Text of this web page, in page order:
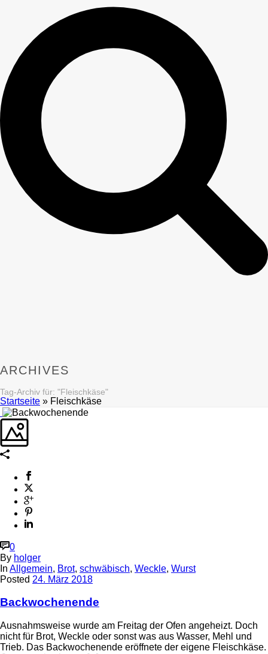
ARCHIVES
Tag-Archiv für: "Fleischkäse"
Startseite » Fleischkäse
0
By holger
In Allgemein, Brot, schwäbisch, Weckle, Wurst
Posted 24. März 2018
Backwochenende
Ausnahmsweise wurde am Freitag der Ofen angeheizt. Doch
nicht für Brot, Weckle oder sonst was aus Wasser, Mehl und
Trieb. Das Backwochenende eröffnete der eigene Fleischkäse.